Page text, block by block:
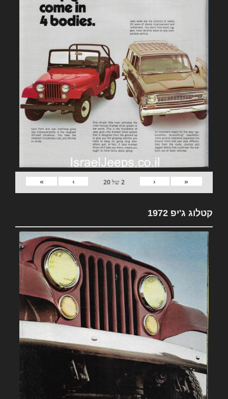
«
‹
2של20
›
»
קטלוג ג'יפ 1972